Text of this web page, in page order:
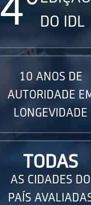
DO IDL
10 ANOS DE
AUTORIDADE
LONGEVIDADE
TODAS
AS CIDADES DO
PAÍS